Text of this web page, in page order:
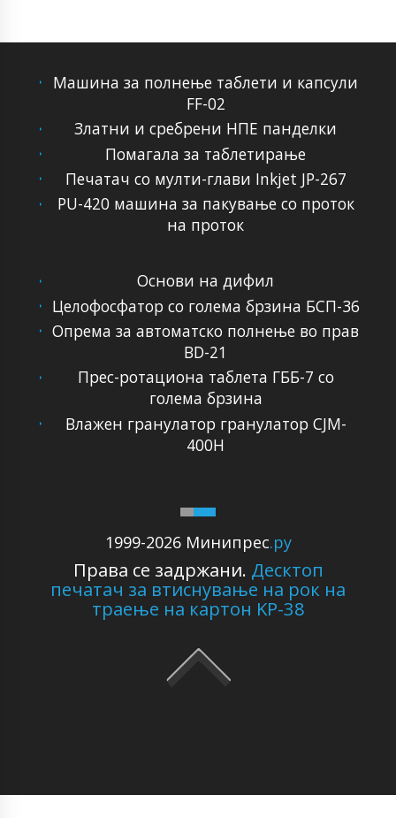
Машина за полнење таблети и капсули
FF-02
Златни и сребрени НПЕ панделки
Помагала за таблетирање
Печатач со мулти-глави Inkjet JP-267
PU-420 машина за пакување со проток
на проток
1999-2026 Минипрес.ру
Права се задржани. Десктоп
печатач за втиснување на рок на
траење на картон KP-38
Основи на дифил
Целофосфатор со голема брзина БСП-36
Опрема за автоматско полнење во прав
BD-21
Прес-ротациона таблета ГББ-7 со
голема брзина
Влажен гранулатор гранулатор CJM-
400H